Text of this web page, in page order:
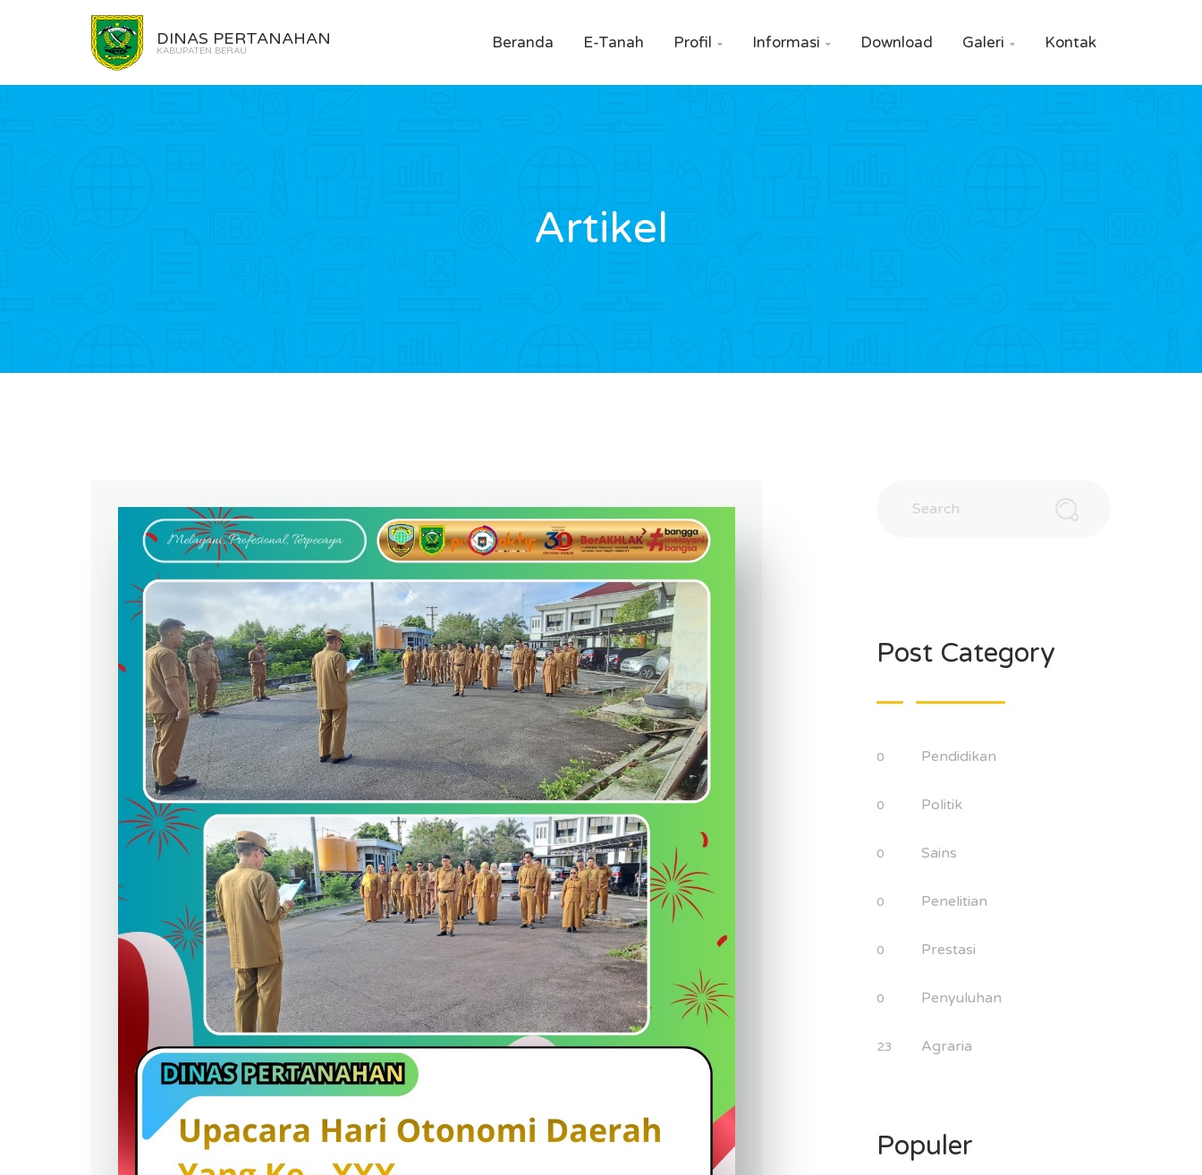
DINAS PERTANAHAN
KABUPATEN BERAU Beranda E-Tanah Profil  Informasi  Download Galeri  Kontak
Artikel
Post Category
0 Pendidikan
0 Politik
0 Sains
0 Penelitian
0 Prestasi
0 Penyuluhan
23 Agraria
Populer